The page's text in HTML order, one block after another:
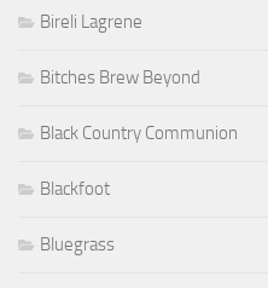
Bireli Lagrene
Bitches Brew Beyond
Black Country Communion
Blackfoot
Bluegrass